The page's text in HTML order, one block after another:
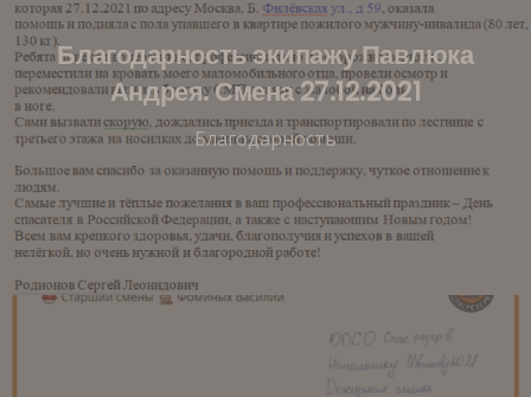
Благодарность экипажу Павлюка
Андрея. Смена 27.12.2021
Благодарность